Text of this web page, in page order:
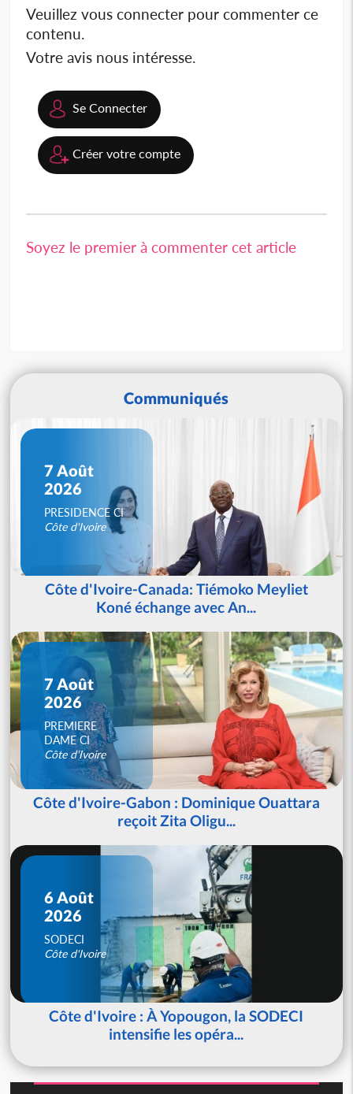
Veuillez vous connecter pour commenter ce
contenu.
Votre avis nous intéresse.
Se Connecter
Créer votre compte
Soyez le premier à commenter cet article
Communiqués
7 Août
2026
PRESIDENCE CI
Côte d'Ivoire
Côte d'Ivoire-Canada: Tiémoko Meyliet
Koné échange avec An...
7 Août
2026
PREMIERE
DAME CI
Côte d'Ivoire
Côte d'Ivoire-Gabon : Dominique Ouattara
reçoit Zita Oligu...
6 Août
2026
SODECI
Côte d'Ivoire
Côte d'Ivoire : À Yopougon, la SODECI
intensifie les opéra...